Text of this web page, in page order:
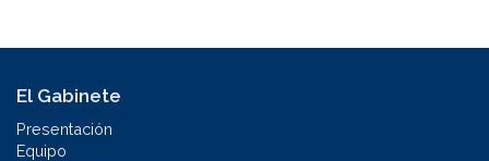
El Gabinete
Presentación
Equipo